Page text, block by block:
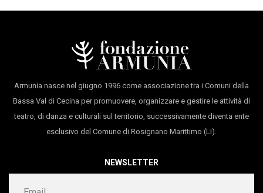
teatro di figura. Dal 2016, con Massimiliano Civica,
Dialoghi degli Dei
di Luciano,Andromaca
7 Contro Tebe
di Eschilo. Il loro ultimo approdo è il
teatro di Aristofane, di cui hanno riscrittoAcarnesie
Pluto
in collaborazione conKilowatt, Armunia
e con il sostegno di Regione Toscana
Armunia nasce nel giugno 1996 come associazione tra i Comuni della
Bassa Val di Cecina per promuovere, organizzare e gestire le attività di
teatro, di danza e culturali sul territorio, successivamente diventa ente
esclusivo del Comune di Rosignano Marittimo (LI).
NEWSLETTER